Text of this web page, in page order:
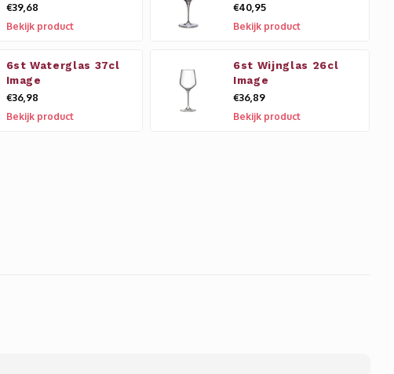
€39,68
Bekijk product
€40,95
Bekijk product
6st Waterglas 37cl
Image
€36,98
Bekijk product
6st Wijnglas 26cl
Image
€36,89
Bekijk product